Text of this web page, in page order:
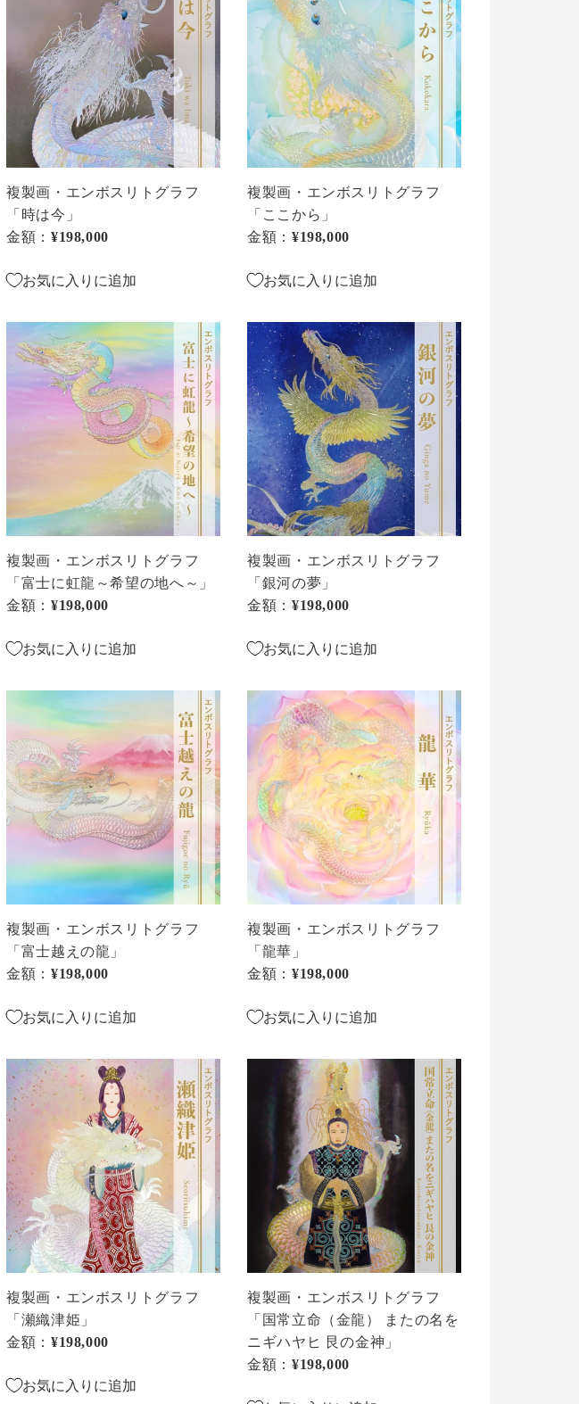
ト
グ
ラ
フ
「時
今」
複製画・エンボスリトグラフ
「時は今」
金額： 通常価格
¥198,000
お気に入りに追加
画・
エ
ボ
リ
ト
グ
ラ
フ
「こ
か
複製画・エンボスリトグラフ
「ここから」
金額： 通常価格
¥198,000
お気に入りに追加
製
グ
ラ
フ
「富
に
龍
望
の
地
へ
複製画・エンボスリトグラフ
「富士に虹龍～希望の地へ～」
金額： 通常価格
¥198,000
お気に入りに追加
複
製
画・
エ
ン
ボ
ス
リ
ト
グ
ラ
フ
「銀
の
複製画・エンボスリトグラフ
「銀河の夢」
金額： 通常価格
¥198,000
お気に入りに追加
製
画・
エ
ン
ボ
グ
ラ
フ
「富
越
の
龍」
複製画・エンボスリトグラフ
「富士越えの龍」
金額： 通常価格
¥198,000
お気に入りに追加
複
製
画・
エ
ン
ボ
リ
グ
ラ
フ
「龍
複製画・エンボスリトグラフ
「龍華」
金額： 通常価格
¥198,000
お気に入りに追加
複
製
画・
エ
ン
ボ
ス
リ
ト
グ
ラ
フ
「瀬
津
複製画・エンボスリトグラフ
「瀬織津姫」
金額： 通常価格
¥198,000
お気に入りに追加
グ
ラ
フ
「国
常
複製画・エンボスリトグラフ
「国常立命（金龍） またの名を
ニギハヤヒ 艮の金神」
金額： 通常価格
¥198,000